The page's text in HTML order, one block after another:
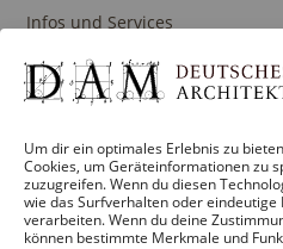
Um dir ein optimales Erlebnis zu
Cookies, um Geräteinformationen zu
zuzugreifen. Wenn du diesen
wie das Surfverhalten oder eindeutige
verarbeiten. Wenn du deine
können bestimmte Merkmale und
Infos und Services
Führungen
Museumsshop
PROGRAMM